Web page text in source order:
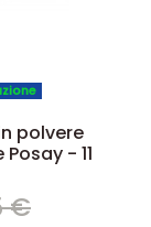
polvere
- 11
€